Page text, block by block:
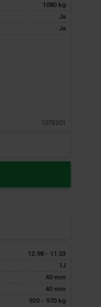
1080 kg
Ja
Ja
1078301
12.98 - 11.03
1J
40 mm
40 mm
920 - 970 kg